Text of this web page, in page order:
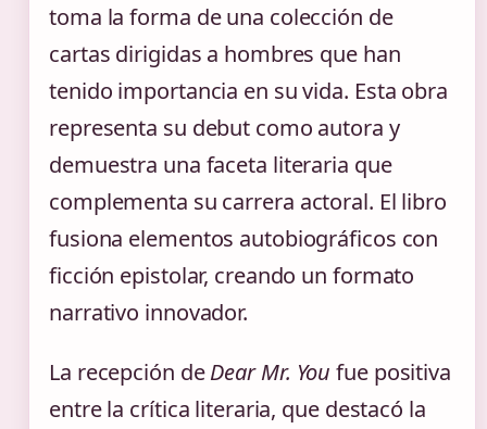
toma la forma de una colección de
cartas dirigidas a hombres que han
tenido importancia en su vida. Esta obra
representa su debut como autora y
demuestra una faceta literaria que
complementa su carrera actoral. El libro
fusiona elementos autobiográficos con
ficción epistolar, creando un formato
narrativo innovador.
La recepción deDear Mr. You fue positiva
entre la crítica literaria, que destacó la